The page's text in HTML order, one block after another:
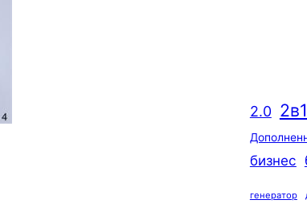
2.0 2в1
бизнес
генератор